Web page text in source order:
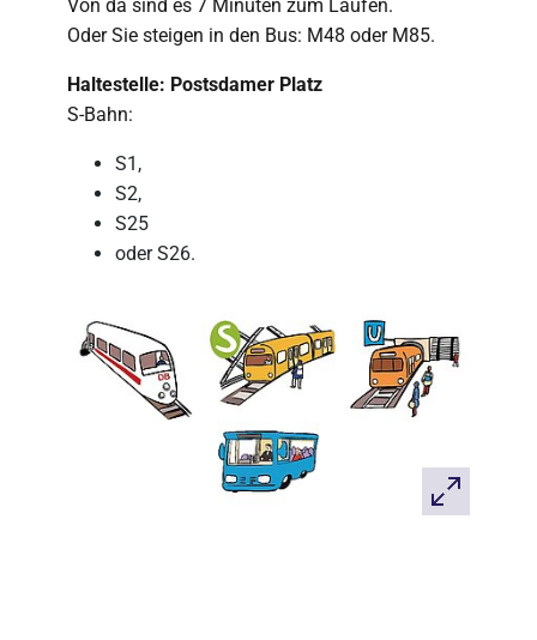
Von da sind es 7 Minuten zum Laufen.
Oder Sie steigen in den Bus: M48 oder M85.
Haltestelle: Postsdamer Platz
S-Bahn:
S1,
S2,
S25
oder S26.